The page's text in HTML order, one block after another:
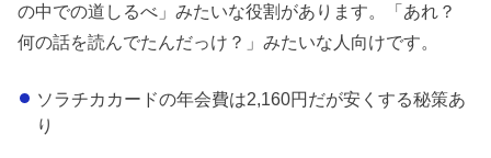
の中での道しるべ」みたいな役割があります。「あれ？
何の話を読んでたんだっけ？」みたいな人向けです。
ソラチカカードの年会費は2,160円だが安くする秘策あ
り